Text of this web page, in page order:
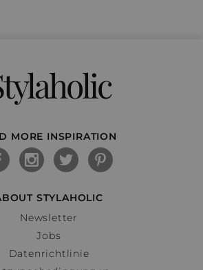
MORE INSPIRATION
STYLAHOLIC
Newsletter
Jobs
Datenrichtlinie